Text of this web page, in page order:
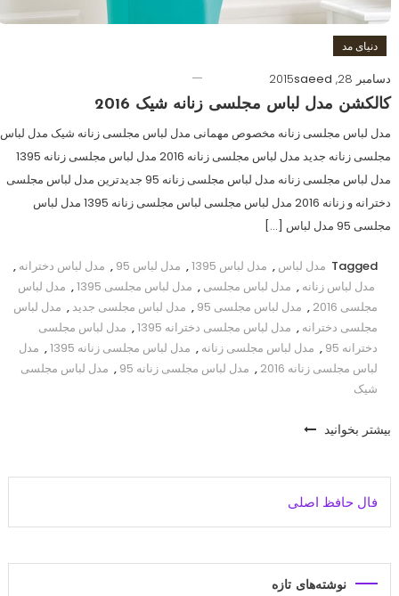
دنیای مد
دسامبر 28, 2015
saeed
کالکشن مدل لباس مجلسی زنانه شیک 2016
مدل لباس مجلسی زنانه مخصوص مهمانی مدل لباس مجلسی زنانه شیک مدل لباس
مجلسی زنانه جدید مدل لباس مجلسی زنانه 2016 مدل لباس مجلسی زنانه 1395
مدل لباس مجلسی زنانه مدل لباس مجلسی زنانه 95 جدیدترین مدل لباس مجلسی
دخترانه و زنانه 2016 مدل لباس مجلسی لباس مجلسی زنانه 1395 مدل لباس
مجلسی 95 مدل لباس […]
Tagged مدل لباس , مدل لباس 1395 , مدل لباس 95 , مدل لباس دخترانه ,
مدل لباس زنانه , مدل لباس مجلسی , مدل لباس مجلسی 1395 , مدل لباس
مجلسی 2016
, مدل لباس مجلسی 95 , مدل لباس مجلسی جدید , مدل لباس
مجلسی دخترانه , مدل لباس مجلسی دخترانه 1395 , مدل لباس مجلسی
دخترانه 95
, مدل لباس مجلسی زنانه , مدل لباس مجلسی زنانه 1395 , مدل
لباس مجلسی زنانه 2016
, مدل لباس مجلسی زنانه 95 , مدل لباس مجلسی
شیک
بیشتر بخوانید
فال حافظ اصلی
نوشته‌های تازه